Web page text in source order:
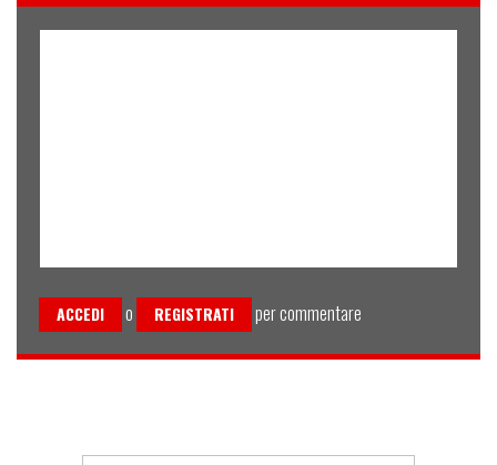
ACCEDI o REGISTRATI per commentare